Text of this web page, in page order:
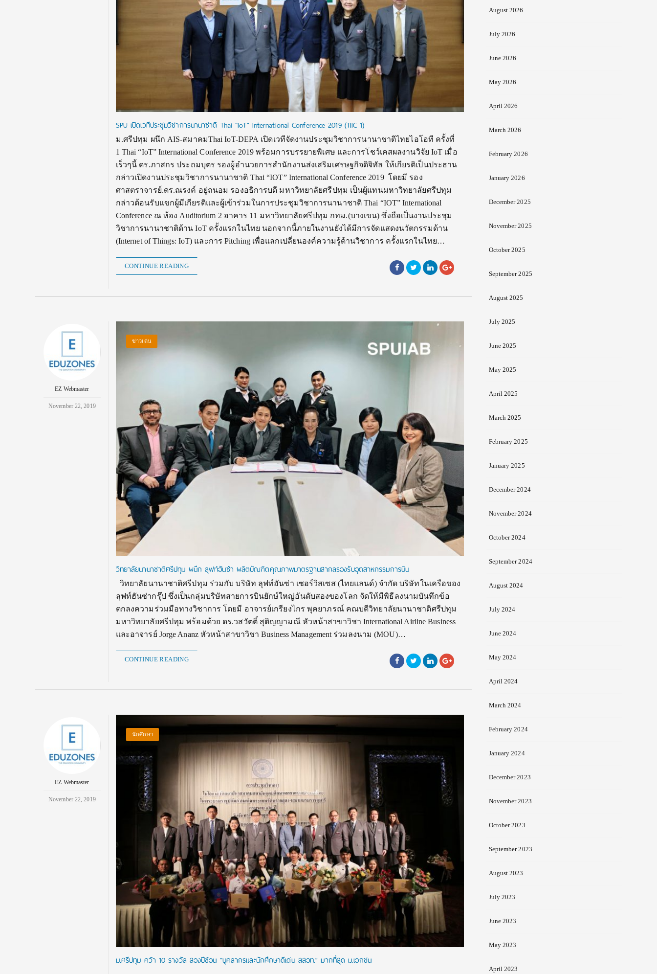
SPU เปิดเวทีประชุมวิชาการนานาชาติ Thai “IoT” International Conference 2019 (TIIC 1)
ม.ศรีปทุม ผนึก AIS-สมาคมThai IoT-DEPA เปิดเวทีจัดงานประชุมวิชาการนานาชาติไทยไอโอที ครั้งที่
1 Thai “IoT” International Conference 2019 พร้อมการบรรยายพิเศษ และการโชว์เคสผลงานวิจัย IoT เมื่อ
เร็วๆนี้ ดร.ภาสกร ประถมบุตร รองผู้อำนวยการสำนักงานส่งเสริมเศรษฐกิจดิจิทัล ให้เกียรติเป็นประธาน
กล่าวเปิดงานประชุมวิชาการนานาชาติ Thai “IOT” International Conference 2019 โดยมี รอง
ศาสตราจารย์.ดร.ณรงค์ อยู่ถนอม รองอธิการบดี มหาวิทยาลัยศรีปทุม เป็นผู้แทนมหาวิทยาลัยศรีปทุม
กล่าวต้อนรับแขกผู้มีเกียรติและผู้เข้าร่วมในการประชุมวิชาการนานาชาติ Thai “IOT” International
Conference ณ ห้อง Auditorium 2 อาคาร 11 มหาวิทยาลัยศรีปทุม กทม.(บางเขน) ซึ่งถือเป็นงานประชุม
วิชาการนานาชาติด้าน IoT ครั้งแรกในไทย นอกจากนี้ภายในงานยังได้มีการจัดแสดงนวัตกรรมด้าน
(Internet of Things: IoT) และการ Pitching เพื่อแลกเปลี่ยนองค์ความรู้ด้านวิชาการ ครั้งแรกในไทย…
CONTINUE READING
EZ Webmaster
November 22, 2019
ข่าวเด่น
วิทยาลัยนานาชาติศรีปทุม ผนึก ลุฟท์ฮันซ่า ผลิตบัณฑิตคุณภาพมาตรฐานสากลรองรับอุตสาหกรรมการบิน
วิทยาลัยนานาชาติศรีปทุม ร่วมกับ บริษัท ลุฟท์ฮันซ่า เซอร์วิสเซส (ไทยแลนด์) จำกัด บริษัทในเครือของ
ลุฟท์ฮันซ่ากรุ๊ป ซึ่งเป็นกลุ่มบริษัทสายการบินยักษ์ใหญ่อันดับสองของโลก จัดให้มีพิธีลงนามบันทึกข้อ
ตกลงความร่วมมือทางวิชาการ โดยมี อาจารย์เกรียงไกร พุคยาภรณ์ คณบดีวิทยาลัยนานาชาติศรีปทุม
มหาวิทยาลัยศรีปทุม พร้อมด้วย ดร.วสวัตติ์ สุติญญามณี หัวหน้าสาขาวิชา International Airline Business
และอาจารย์ Jorge Ananz หัวหน้าสาขาวิชา Business Management ร่วมลงนาม (MOU)…
CONTINUE READING
EZ Webmaster
November 22, 2019
นักศึกษา
ม.ศรีปทุม คว้า 10 รางวัล สองปีซ้อน “บุคลากรและนักศึกษาดีเด่น สสอท.” มากที่สุด ม.เอกชน
August 2026
July 2026
June 2026
May 2026
April 2026
March 2026
February 2026
January 2026
December 2025
November 2025
October 2025
September 2025
August 2025
July 2025
June 2025
May 2025
April 2025
March 2025
February 2025
January 2025
December 2024
November 2024
October 2024
September 2024
August 2024
July 2024
June 2024
May 2024
April 2024
March 2024
February 2024
January 2024
December 2023
November 2023
October 2023
September 2023
August 2023
July 2023
June 2023
May 2023
April 2023